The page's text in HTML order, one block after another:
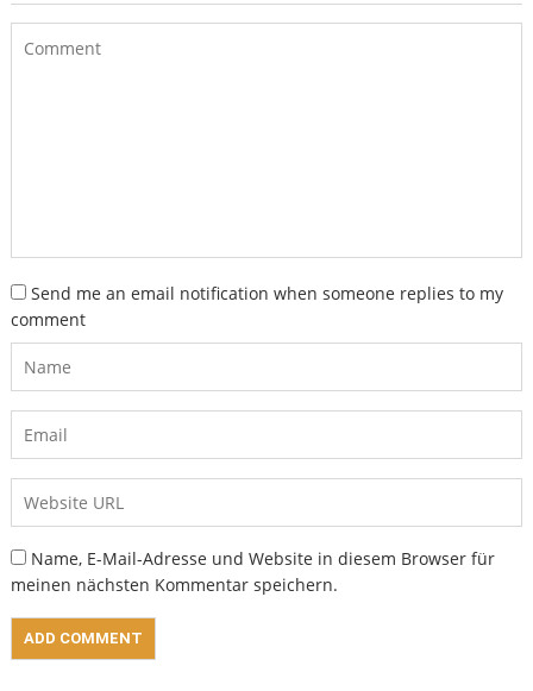
Send me an email notification when someone replies to my
comment
Name, E-Mail-Adresse und Website in diesem Browser für
meinen nächsten Kommentar speichern.